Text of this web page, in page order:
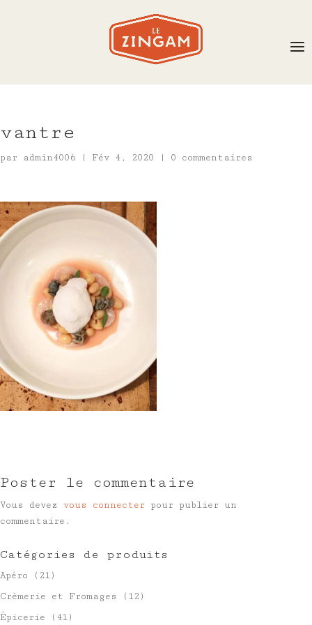
vantre
par admin4006 | Fév 4, 2020 | 0 commentaires
Poster le commentaire
Vous devez vous connecter pour publier un
commentaire.
Catégories de produits
Apéro
(21)
Crèmerie et Fromages
(12)
Épicerie
(41)